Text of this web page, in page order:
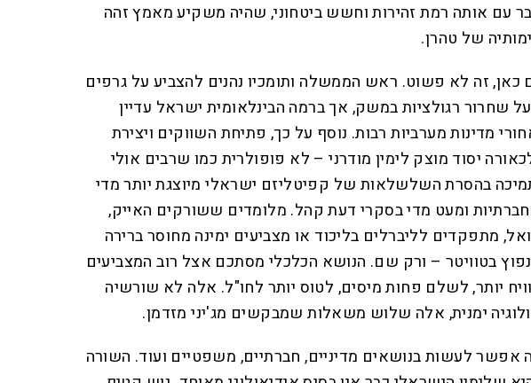
עם אותה רמת זהירות וחשש ביטחוני, שהיה משקיע מאמץ זהה
של טהרן.
כאן, זה לא פשוט. ראש הממשלה ותומכיו נהנים להצביע על גרפים
שחרור רגולציות במשק, אך ברמה הבינלאומית ישראל עדיין
מדינות מערביות רבות. נוסף על כך, פתיחת השווקים ויצירת
יסוד מוצק לימין מודרני – לא פופולרית כמו שרבים אולי
בהסרת השלשלאות של קפיטליזם ישראלי מיוצגת יותר מדי
ומעט מדי בסקרי דעת קהל. מלומדים ששורקים האייק,
מתפקדים לליברלים בליכוד או מצביעים ימינה מחוסר ברירה
בטוויטר – ורק שם. הנושא הכלכלי מסתכם אצל רוב המצביעים
יותר, לשלם פחות מיסים, לטוס יותר לחו"ל. אלה לא שורשיה
ימנית, אלה שלוש משאלות שמבקשים מג'יני מזדמן.
אפשר לעשות בנושאים מדיניים, חברתיים, משפטיים ועוד. השורה